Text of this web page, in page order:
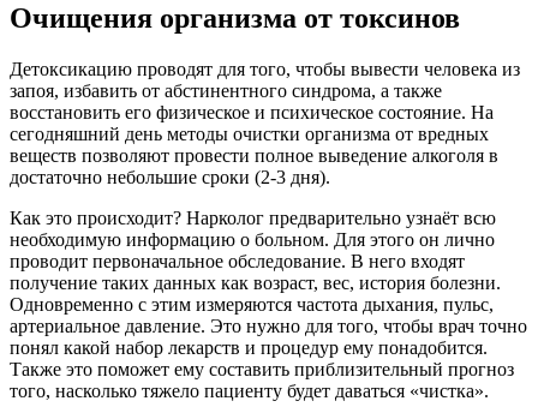
Очищения организма от токсинов
Детоксикацию проводят для того, чтобы вывести человека из
запоя, избавить от абстинентного синдрома, а также
восстановить его физическое и психическое состояние. На
сегодняшний день методы очистки организма от вредных
веществ позволяют провести полное выведение алкоголя в
достаточно небольшие сроки (2-3 дня).
Как это происходит? Нарколог предварительно узнаёт всю
необходимую информацию о больном. Для этого он лично
проводит первоначальное обследование. В него входят
получение таких данных как возраст, вес, история болезни.
Одновременно с этим измеряются частота дыхания, пульс,
артериальное давление. Это нужно для того, чтобы врач точно
понял какой набор лекарств и процедур ему понадобится.
Также это поможет ему составить приблизительный прогноз
того, насколько тяжело пациенту будет даваться «чистка».